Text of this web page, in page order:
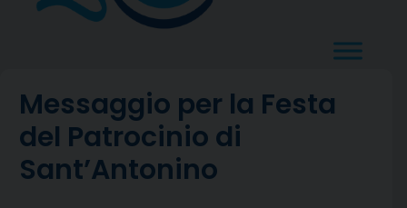
Messaggio per la Festa
del Patrocinio di
Sant’Antonino